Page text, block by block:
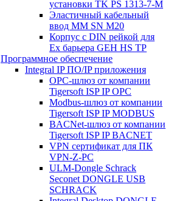
установки TK PS 1313-7-M
Эластичный кабельный
ввод MM SN M20
Корпус с DIN рейкой для
Ex барьера GEH HS TP
Программное обеспечение
Integral IP ПО/IP приложения
OPC-шлюз от компании
Tigersoft ISP IP OPC
Modbus-шлюз от компании
Tigersoft ISP IP MODBUS
BACNet-шлюз от компании
Tigersoft ISP IP BACNET
VPN сертификат для ПК
VPN-Z-PC
ULM-Dongle Schrack
Seconet DONGLE USB
SCHRACK